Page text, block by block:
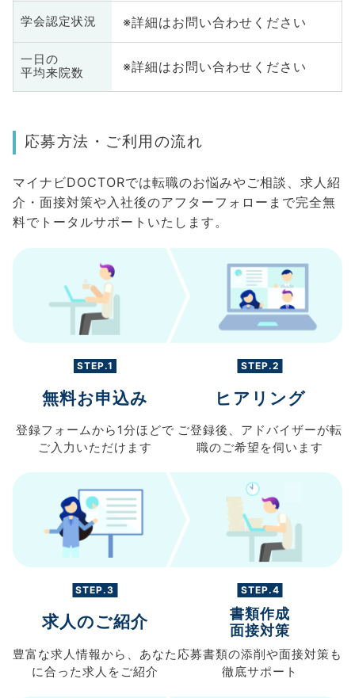
学会認定状況 ※詳細はお問い合わせください
一日の
平均来院数
※詳細はお問い合わせください
応募方法・ご利用の流れ
マイナビDOCTORでは転職のお悩みやご相談、求人紹
介・面接対策や入社後のアフターフォローまで完全無
料でトータルサポートいたします。
STEP.1
無料お申込み
登録フォームから 1分ほどで
ご入力 いただけます
STEP.2
ヒアリング
ご登録後、 アドバイザーが転
職のご希望を伺います
STEP.3
求人のご紹介
豊富な求人情報から、 あなた
に合った求人を ご紹介
STEP.4
書類作成
面接対策
応募書類の添削や面接対策も
徹底サポート